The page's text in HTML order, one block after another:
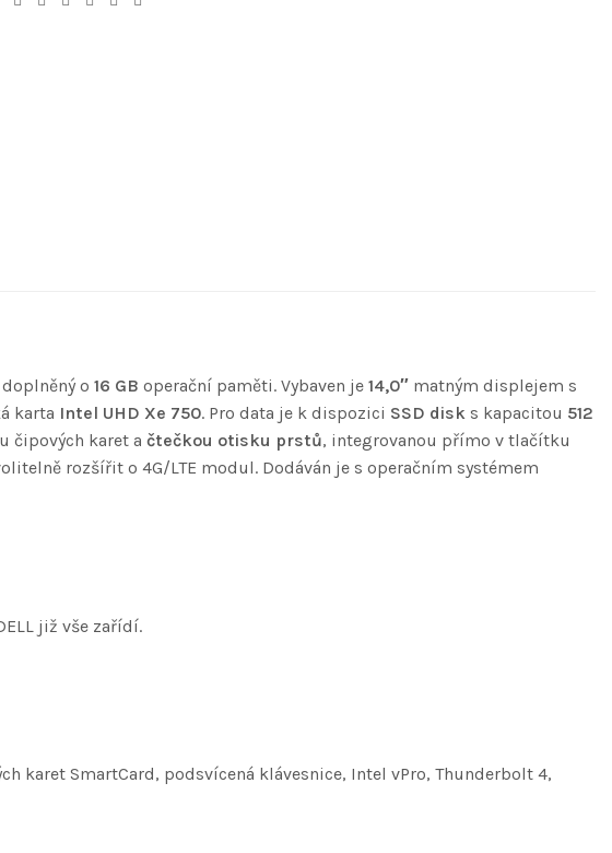
o 16 GB operační paměti. Vybaven je 14,0″ matným displejem s
karta Intel UHD Xe 750. Pro data je k dispozici SSD disk s kapacitou 512
čipových karet a čtečkou otisku prstů, integrovanou přímo v tlačítku
rozšířit o 4G/LTE modul. Dodáván je s operačním systémem
již vše zařídí.
karet SmartCard, podsvícená klávesnice, Intel vPro, Thunderbolt 4,